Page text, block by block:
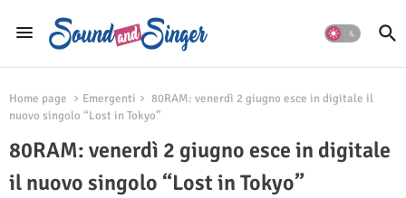
Home page Emergenti
80RAM: venerdì 2 giugno esce in digitale il
nuovo singolo “Lost in Tokyo”
80RAM: venerdì 2 giugno esce in digitale
il nuovo singolo “Lost in Tokyo”